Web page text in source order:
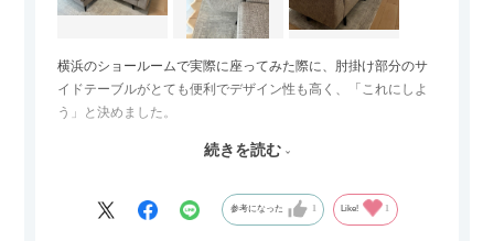
横浜のショールームで実際に座ってみた際に、肘掛け部分のサ
イドテーブルがとても便利でデザイン性も高く、「これにしよ
う」と決めました。
サイズは2.5人掛けですが、幅184cmとコンパクトなので圧迫感
グとのバランスもぴったりで、リビング全体がすっきり見えま
続きを読む
参考になった Like!